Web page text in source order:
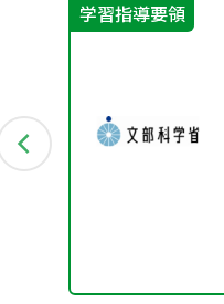
学習指導要領